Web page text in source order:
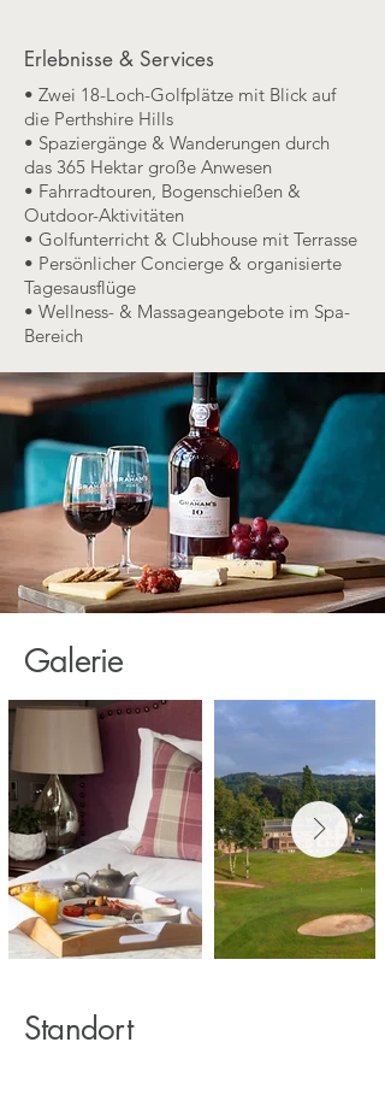
Erlebnisse & Services
• Zwei 18-Loch-Golfplätze mit Blick auf
die Perthshire Hills
• Spaziergänge & Wanderungen durch
das 365 Hektar große Anwesen
• Fahrradtouren, Bogenschießen &
Outdoor-Aktivitäten
• Golfunterricht & Clubhouse mit Terrasse
• Persönlicher Concierge & organisierte
Tagesausflüge
• Wellness- & Massageangebote im Spa-
Bereich
Galerie
Standort